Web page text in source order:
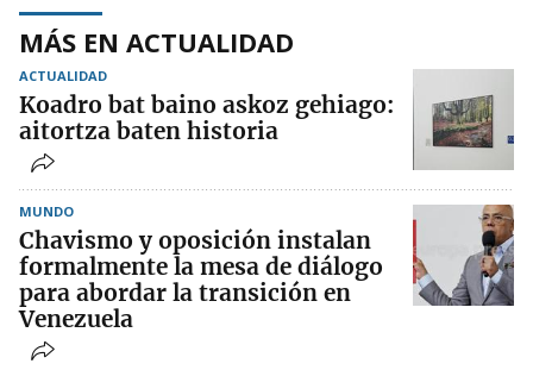
MÁS EN ACTUALIDAD
ACTUALIDAD
Koadro bat baino askoz gehiago:
aitortza baten historia
MUNDO
Chavismo y oposición instalan
formalmente la mesa de diálogo
para abordar la transición en
Venezuela